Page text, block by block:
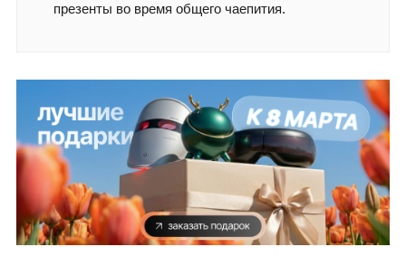
презенты во время общего чаепития.